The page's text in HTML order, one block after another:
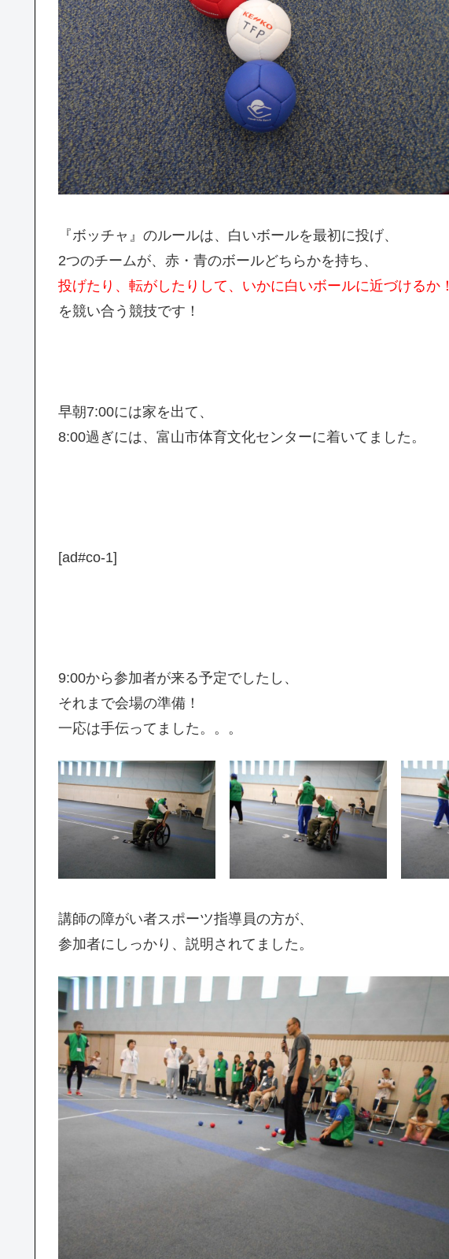
『ボッチャ』のルールは、白いボールを最初に投げ、
2つのチームが、赤・青のボールどちらかを持ち、
投げたり、転がしたりして、いかに白いボールに近づけるか！
を競い合う競技です！
早朝7:00には家を出て、
8:00過ぎには、富山市体育文化センターに着いてました。
[ad#co-1]
9:00から参加者が来る予定でしたし、
それまで会場の準備！
一応は手伝ってました。。。
講師の障がい者スポーツ指導員の方が、
参加者にしっかり、説明されてました。